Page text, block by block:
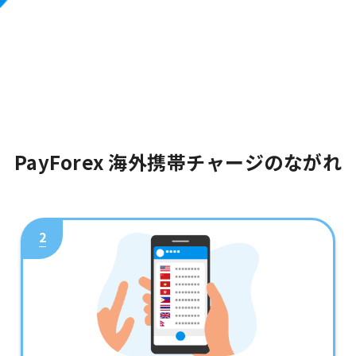
PayForex 海外携帯チャージのながれ
2